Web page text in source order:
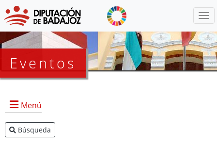
Eventos
Menú
Agenda Presidencia
Búsqueda